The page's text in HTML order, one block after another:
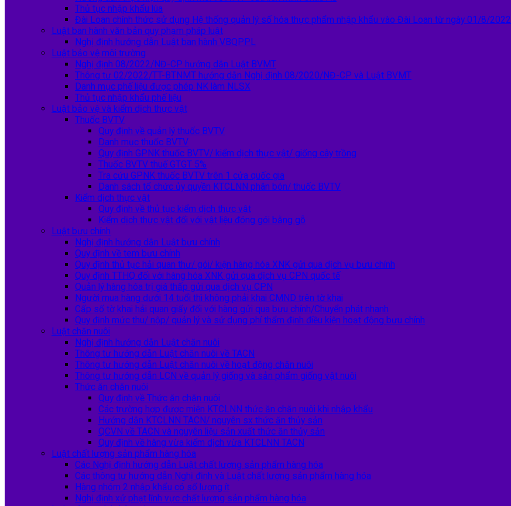
Thủ tục nhập khẩu lúa
Đài Loan chính thức sử dụng Hệ thống quản lý số hóa thực phẩm nhập khẩu vào Đài Loan từ ngày 01/8/2022
Luật ban hành văn bản quy phạm pháp luật
Nghị định hướng dẫn Luật ban hành VBQPPL
Luật bảo vệ môi trường
Nghị định 08/2022/NĐ-CP hướng dẫn Luật BVMT
Thông tư 02/2022/TT-BTNMT hướng dẫn Nghị định 08/2020/NĐ-CP và Luật BVMT
Danh mục phế liệu được phép NK làm NLSX
Thủ tục nhập khẩu phế liệu
Luật bảo vệ và kiểm dịch thực vật
Thuốc BVTV
Quy định về quản lý thuốc BVTV
Danh mục thuốc BVTV
Quy định GPNK thuốc BVTV/ kiểm dịch thực vật/ giống cây trồng
Thuốc BVTV thuế GTGT 5%
Tra cứu GPNK thuốc BVTV trên 1 cửa quốc gia
Danh sách tổ chức ủy quyền KTCLNN phân bón/ thuốc BVTV
Kiểm dịch thực vật
Quy định về thủ tục kiểm dịch thực vật
Kiểm dịch thực vật đối với vật liệu đóng gói bằng gỗ
Luật bưu chính
Nghị định hướng dẫn Luật bưu chính
Quy định về tem bưu chính
Quy định thủ tục hải quan thư/ gói/ kiện hàng hóa XNK gửi qua dịch vụ bưu chính
Quy định TTHQ đối với hàng hóa XNK gửi qua dịch vụ CPN quốc tế
Quản lý hàng hóa trị giá thấp gửi qua dịch vụ CPN
Người mua hàng dưới 14 tuổi thì không phải khai CMND trên tờ khai
Cấp số tờ khai hải quan giấy đối với hàng gửi qua bưu chính/Chuyển phát nhanh
Quy định mức thu/ nộp/ quản lý và sử dụng phí thẩm định điều kiện hoạt động bưu chính
Luật chăn nuôi
Nghị định hướng dẫn Luật chăn nuôi
Thông tư hướng dẫn Luật chăn nuôi về TACN
Thông tư hướng dẫn Luật chăn nuôi về hoạt động chăn nuôi
Thông tư hướng dẫn LCN về quản lý giống và sản phẩm giống vật nuôi
Thức ăn chăn nuôi
Quy định về Thức ăn chăn nuôi
Các trường hợp được miễn KTCLNN thức ăn chăn nuôi khi nhập khẩu
Hướng dẫn KTCLNN TACN/ nguyên sx thức ăn thủy sản
QCVN về TACN và nguyên liệu sản xuất thức ăn thủy sản
Quy định về hàng vừa kiểm dịch vừa KTCLNN TACN
Luật chất lượng sản phẩm hàng hóa
Các Nghị định hướng dẫn Luật chất lượng sản phẩm hàng hóa
Các thông tư hướng dẫn Nghị định và Luật chất lượng sản phẩm hàng hóa
Hàng nhóm 2 nhập khẩu có số lượng ít
Nghị định xử phạt lĩnh vực chất lượng sản phẩm hàng hóa